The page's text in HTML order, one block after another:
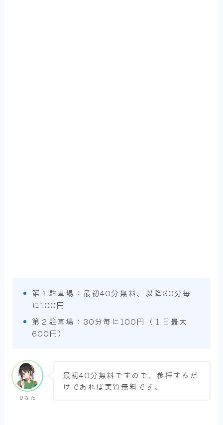
第１駐車場：最初40分無料、以降30分毎
に100円
第２駐車場：30分毎に100円（１日最大
600円）
ひなた
最初40分無料ですので、参拝するだ
けであれば実質無料です。